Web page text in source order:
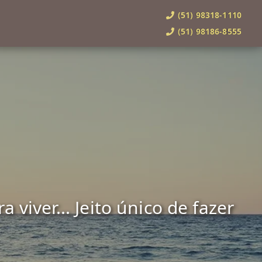
(51) 98318-1110
(51) 98186-8555
viver... Jeito único de fazer